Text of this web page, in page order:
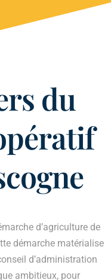
du
d’agriculture de
démarche matérialise
d’administration
ambitieux, pour